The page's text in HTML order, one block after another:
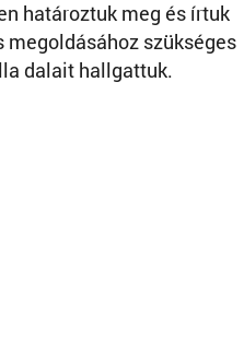
határoztuk meg és írtuk
megoldásához szükséges
dalait hallgattuk.